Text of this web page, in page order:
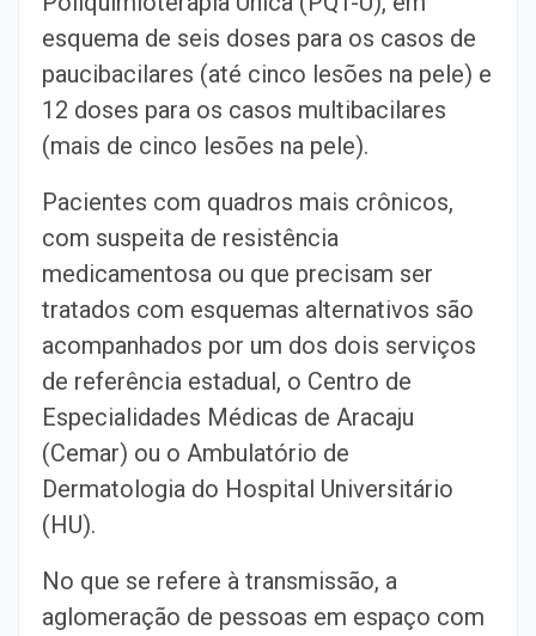
esquema de seis doses para os casos de
paucibacilares (até cinco lesões na pele) e
12 doses para os casos multibacilares
(mais de cinco lesões na pele).
Pacientes com quadros mais crônicos,
com suspeita de resistência
medicamentosa ou que precisam ser
tratados com esquemas alternativos são
acompanhados por um dos dois serviços
de referência estadual, o Centro de
Especialidades Médicas de Aracaju
(Cemar) ou o Ambulatório de
Dermatologia do Hospital Universitário
(HU).
No que se refere à transmissão, a
aglomeração de pessoas em espaço com